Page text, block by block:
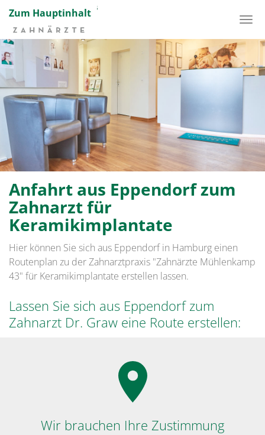
Zum Hauptinhalt
Anfahrt aus Eppendorf zum
Zahnarzt für
Keramikimplantate
Hier können Sie sich aus Eppendorf in Hamburg einen
Routenplan zu der Zahnarztpraxis "Zahnärzte Mühlenkamp
43" für Keramikimplantate erstellen lassen.
Lassen Sie sich aus Eppendorf zum
Zahnarzt Dr. Graw eine Route erstellen:
Wir brauchen Ihre Zustimmung